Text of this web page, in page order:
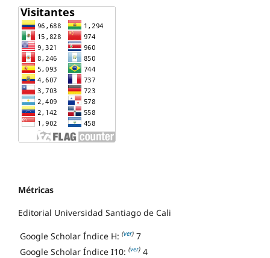
Métricas
Editorial Universidad Santiago de Cali
Google Scholar Índice H: (ver) 7
Google Scholar Índice I10: (ver) 4